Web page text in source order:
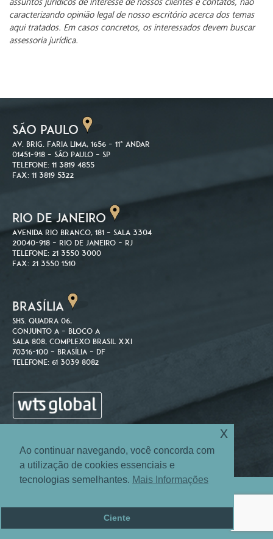
assuntos jurídicos de interesse de nossos clientes e contatos, não
caracterizando opinião legal de nosso escritório acerca dos temas
aqui tratados. Em casos concretos, os interessados devem buscar
assessoria jurídica.
SÃO PAULO
Av. Brig. Faria Lima, 1656 – 11º andar
01451-918 – São Paulo – SP
Telefone: 11 3819 4855
Fax: 11 3819 5322
RIO DE JANEIRO
Avenida Rio Branco, 181 – Sala 3304
20040-918 – Rio de Janeiro – RJ
Telefone: 21 3550 3000
Fax: 21 3550 1510
BRASÍLIA
SHS. Quadra 06,
Conjunto A – Bloco A
Sala 808, Complexo Brasil XXI
70316-100 – Brasília – DF
Telefone: 61 3039 8082
© 2004-2026 Machado Associados Advogados e Consultores.
Ao continuar navegando, você concorda com
a utilização de cookies essenciais e
tecnologias semelhantes. Mais Informações
Ciente
x